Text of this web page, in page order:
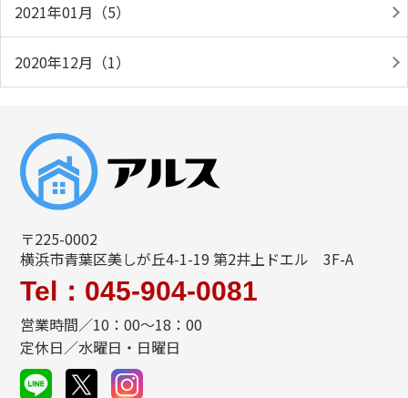
2021年01月（5）
2020年12月（1）
〒225-0002
横浜市青葉区美しが丘4-1-19 第2井上ドエル 3F-A
Tel：045-904-0081
営業時間／10：00～18：00
定休日／水曜日・日曜日